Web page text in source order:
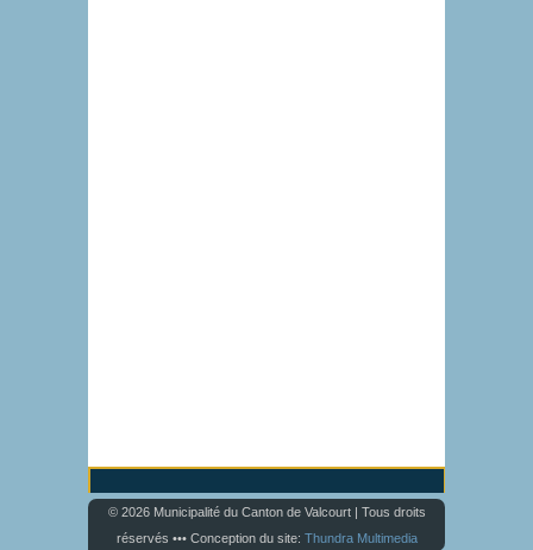
© 2026 Municipalité du Canton de Valcourt | Tous droits
réservés ••• Conception du site: Thundra Multimedia